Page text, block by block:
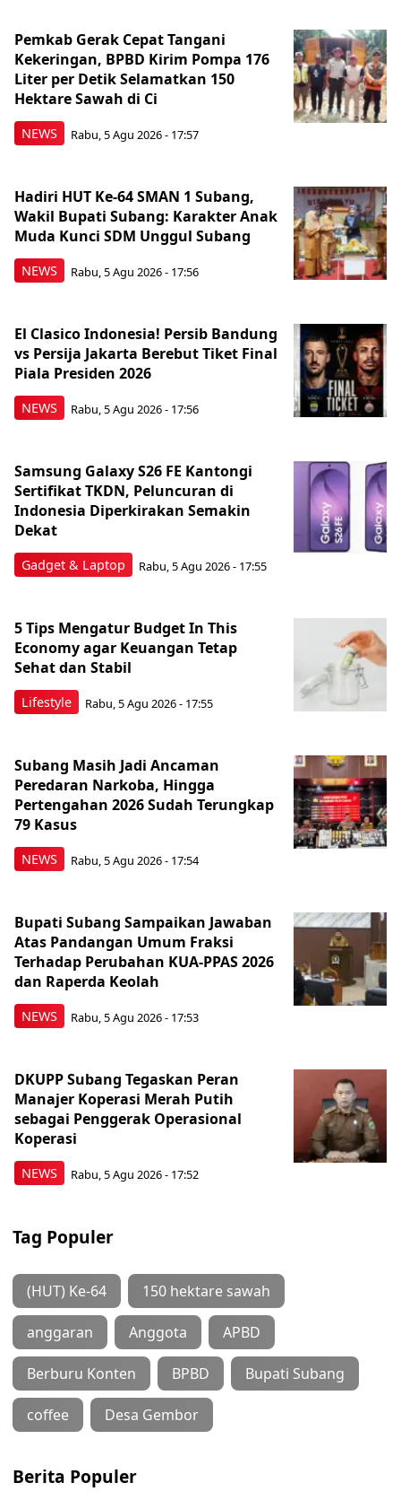
NEWS
Pemkab Gerak Cepat Tangani
Kekeringan, BPBD Kirim Pompa 176
Liter per Detik Selamatkan 150
Hektare Sawah di Ci
Rabu, 5 Agu 2026 - 17:57
NEWS
Hadiri HUT Ke-64 SMAN 1 Subang,
Wakil Bupati Subang: Karakter Anak
Muda Kunci SDM Unggul Subang
Rabu, 5 Agu 2026 - 17:56
NEWS
El Clasico Indonesia! Persib Bandung
vs Persija Jakarta Berebut Tiket Final
Piala Presiden 2026
Rabu, 5 Agu 2026 - 17:56
Gadget & Laptop
Samsung Galaxy S26 FE Kantongi
Sertifikat TKDN, Peluncuran di
Indonesia Diperkirakan Semakin
Dekat
Rabu, 5 Agu 2026 - 17:55
Lifestyle
5 Tips Mengatur Budget In This
Economy agar Keuangan Tetap
Sehat dan Stabil
Rabu, 5 Agu 2026 - 17:55
NEWS
Subang Masih Jadi Ancaman
Peredaran Narkoba, Hingga
Pertengahan 2026 Sudah Terungkap
79 Kasus
Rabu, 5 Agu 2026 - 17:54
NEWS
Bupati Subang Sampaikan Jawaban
Atas Pandangan Umum Fraksi
Terhadap Perubahan KUA-PPAS 2026
dan Raperda Keolah
Rabu, 5 Agu 2026 - 17:53
NEWS
DKUPP Subang Tegaskan Peran
Manajer Koperasi Merah Putih
sebagai Penggerak Operasional
Koperasi
Rabu, 5 Agu 2026 - 17:52
Tag Populer
(HUT) Ke-64 150 hektare sawah
anggaran Anggota APBD
Berburu Konten BPBD Bupati Subang
coffee Desa Gembor
Berita Populer